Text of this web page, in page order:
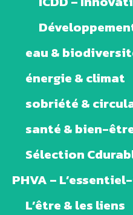
eau &
énergie & climat
sobriété &
santé & bien-
Sélection
PHVA –
L’être & les liens